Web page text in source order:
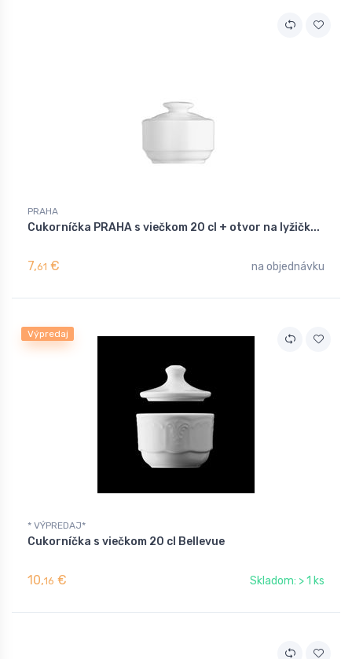
PRAHA
Cukorníčka PRAHA s viečkom 20 cl + otvor na lyžičk...
7,61 € na objednávku
Výpredaj
* VÝPREDAJ*
Cukorníčka s viečkom 20 cl Bellevue
10,16 € Skladom: > 1 ks